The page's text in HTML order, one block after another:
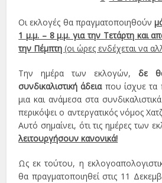
Οι εκλογές θα πραγματοποιηθούν
1 μ.μ. – 8 μ.μ. για την Τετάρτη και
την Πέμπτη(οι ώρες ενδέχεται να
Την ημέρα των εκλογών,δε
συνδικαλιστική άδειαπου ίσχυε τα
μια και ανάμεσα στα
περικόψει ο αντεργατικός νόμος
Αυτό σημαίνει, ότι τις ημέρες των
λειτουργήσουν κανονικά!
Ως εκ τούτου, η
θα πραγματοποιηθεί στις 11